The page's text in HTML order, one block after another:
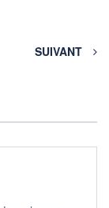
SUIVANT